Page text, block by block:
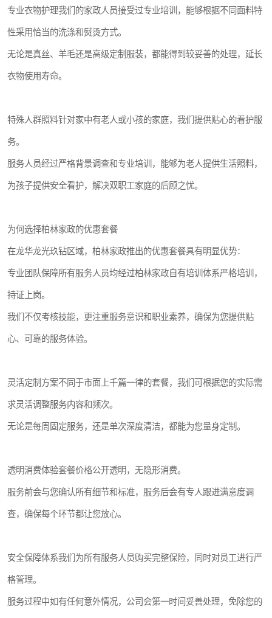
专业衣物护理我们的家政人员接受过专业培训，能够根据不同面料特
性采用恰当的洗涤和熨烫方式。
无论是真丝、羊毛还是高级定制服装，都能得到较妥善的处理，延长
衣物使用寿命。
特殊人群照料针对家中有老人或小孩的家庭，我们提供贴心的看护服
务。
服务人员经过严格背景调查和专业培训，能够为老人提供生活照料，
为孩子提供安全看护，解决双职工家庭的后顾之忧。
为何选择柏林家政的优惠套餐
在龙华龙光玖钻区域，柏林家政推出的优惠套餐具有明显优势：
专业团队保障所有服务人员均经过柏林家政自有培训体系严格培训，
持证上岗。
我们不仅考核技能，更注重服务意识和职业素养，确保为您提供贴
心、可靠的服务体验。
灵活定制方案不同于市面上千篇一律的套餐，我们可根据您的实际需
求灵活调整服务内容和频次。
无论是每周固定服务，还是单次深度清洁，都能为您量身定制。
透明消费体验套餐价格公开透明，无隐形消费。
服务前会与您确认所有细节和标准，服务后会有专人跟进满意度调
查，确保每个环节都让您放心。
安全保障体系我们为所有服务人员购买完整保险，同时对员工进行严
格管理。
服务过程中如有任何意外情况，公司会第一时间妥善处理，免除您的